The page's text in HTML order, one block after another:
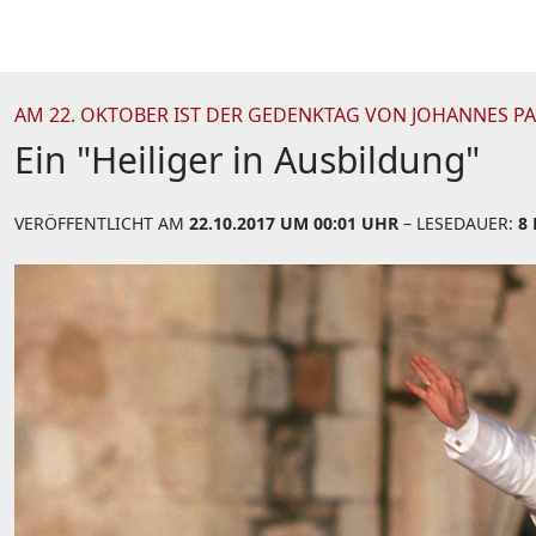
AM 22. OKTOBER IST DER GEDENKTAG VON JOHANNES
Ein "Heiliger in Ausbildung"
VERÖFFENTLICHT AM 22.10.2017 UM 00:01 UHR – LESEDAUER: 8